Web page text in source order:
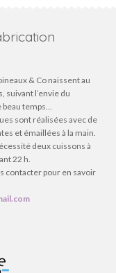
& Co naissent au
suivant l’envie du
temps...
sont réalisées avec de
et émaillées à la main.
deux cuissons à
22 h.
contacter pour en savoir